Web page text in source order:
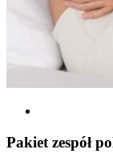
Pakiet zespół